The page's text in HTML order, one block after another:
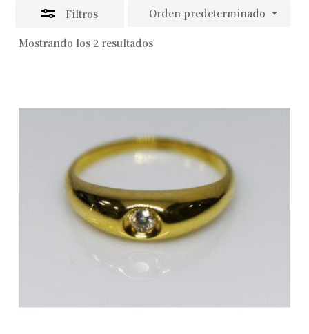
Filtros
Mostrando los 2 resultados
Orden predeterminado